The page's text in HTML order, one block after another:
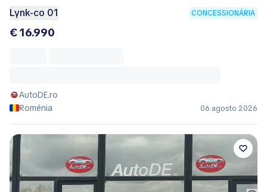
Lynk-co 01 CONCESSIONÁRIA
€ 16.990
AutoDE.ro
Roménia
06 agosto 2026